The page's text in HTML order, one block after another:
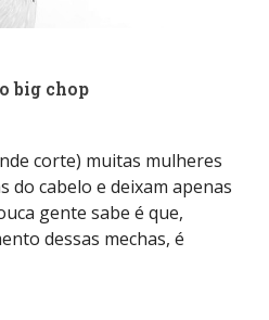
big chop
corte) muitas mulheres
do cabelo e deixam apenas
gente sabe é que,
dessas mechas, é